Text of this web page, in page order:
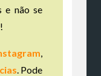
e não se
. Pode